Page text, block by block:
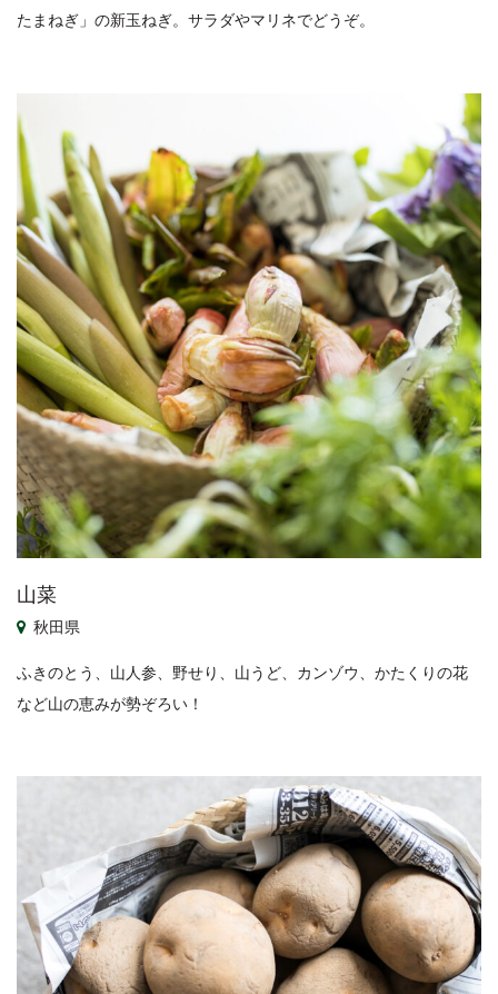
たまねぎ」の新玉ねぎ。サラダやマリネでどうぞ。
山菜
秋田県
ふきのとう、山人参、野せり、山うど、カンゾウ、かたくりの花
など山の恵みが勢ぞろい！